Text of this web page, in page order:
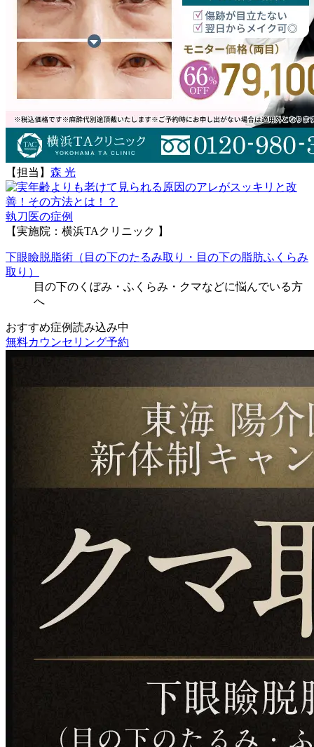
【担当】 森 光
執刀医の症例
【実施院：横浜TAクリニック 】
下眼瞼脱脂術（目の下のたるみ取り・目の下の脂肪ふくらみ
取り）
目の下のくぼみ・ふくらみ・クマなどに悩んでいる方
へ
おすすめ症例読み込み中
無料カウンセリング予約